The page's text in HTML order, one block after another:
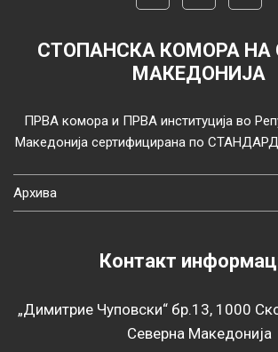
СТОПАНСКА КОМОРА НА
МАКЕДОНИЈА
ПРВА комора и ПРВА институција во
Македонија сертифицирана по
Архива
Контакт
„Димитрие Чуповски“ бр.13, 1000
Северна Македонија